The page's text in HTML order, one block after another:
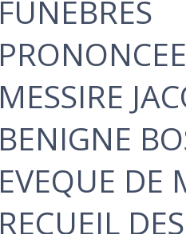
FUNEBRES
MESSIRE
BENIGNE
EVEQUE DE
RECUEIL